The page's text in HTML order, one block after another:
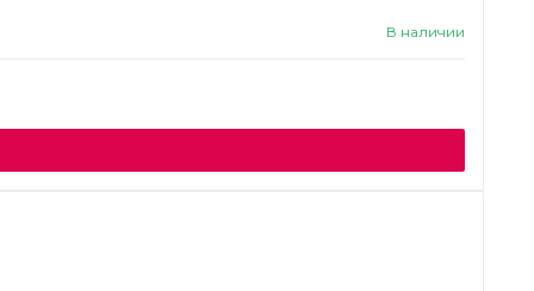
В наличии